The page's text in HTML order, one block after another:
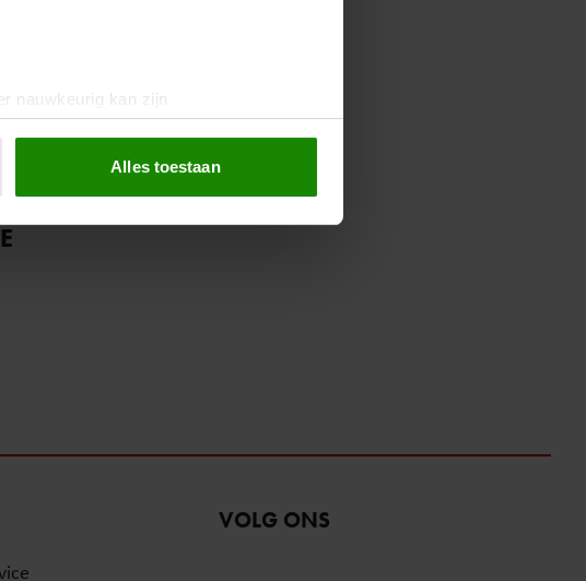
nauwkeurig kan zijn
(fingerprinting)
social media te bieden en om ons
met onze partners voor social
Alles toestaan
VOLG ONS